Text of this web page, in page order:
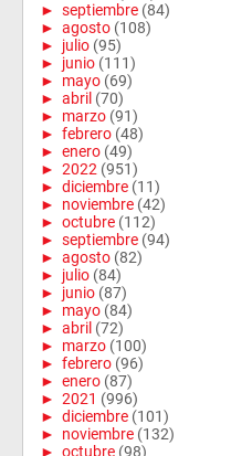
► septiembre (84)
► agosto (108)
► julio (95)
► junio (111)
► mayo (69)
► abril (70)
► marzo (91)
► febrero (48)
► enero (49)
► 2022 (951)
► diciembre (11)
► noviembre (42)
► octubre (112)
► septiembre (94)
► agosto (82)
► julio (84)
► junio (87)
► mayo (84)
► abril (72)
► marzo (100)
► febrero (96)
► enero (87)
► 2021 (996)
► diciembre (101)
► noviembre (132)
► octubre (98)